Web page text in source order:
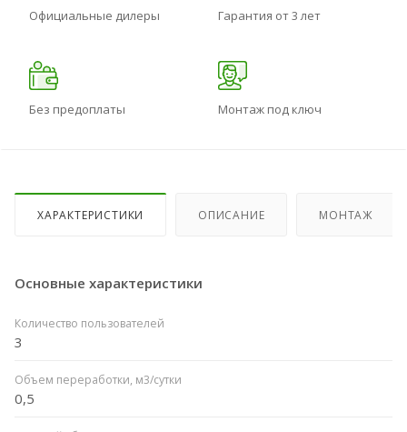
Официальные дилеры Гарантия от 3 лет
Без предоплаты Монтаж под ключ
ХАРАКТЕРИСТИКИ ОПИСАНИЕ МОНТАЖ
Основные характеристики
Количество пользователей
3
Объем переработки, м3/сутки
0,5